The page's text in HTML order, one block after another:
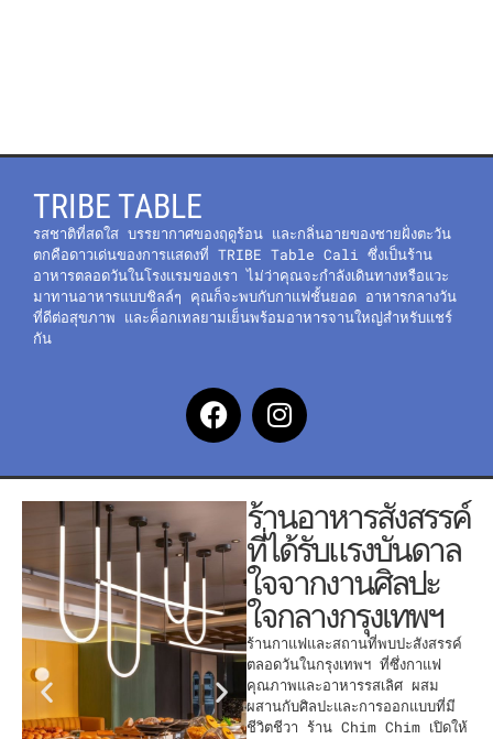
TRIBE TABLE
รสชาติที่สดใส บรรยากาศของฤดูร้อน และกลิ่นอายของชายฝั่งตะวัน
ตกคือดาวเด่นของการแสดงที่ TRIBE Table Cali ซึ่งเป็นร้าน
อาหารตลอดวันในโรงแรมของเรา ไม่ว่าคุณจะกำลังเดินทางหรือแวะ
มาทานอาหารแบบชิลล์ๆ คุณก็จะพบกับกาแฟชั้นยอด อาหารกลางวัน
ที่ดีต่อสุขภาพ และค็อกเทลยามเย็นพร้อมอาหารจานใหญ่สำหรับแชร์
กัน
ร้านอาหารสังสรรค์
ที่ได้รับแรงบันดาล
ใจจากงานศิลปะ
ใจกลางกรุงเทพฯ
ร้านกาแฟและสถานที่พบปะสังสรรค์
ตลอดวันในกรุงเทพฯ ที่ซึ่งกาแฟ
คุณภาพและอาหารรสเลิศ ผสม
ผสานกับศิลปะและการออกแบบที่มี
ชีวิตชีวา ร้าน Chim Chim เปิดให้